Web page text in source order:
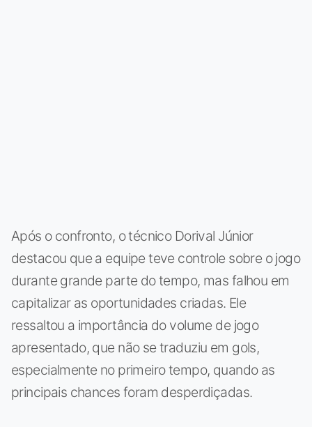
Após o confronto, o técnico Dorival Júnior
destacou que a equipe teve controle sobre o jogo
durante grande parte do tempo, mas falhou em
capitalizar as oportunidades criadas. Ele
ressaltou a importância do volume de jogo
apresentado, que não se traduziu em gols,
especialmente no primeiro tempo, quando as
principais chances foram desperdiçadas.